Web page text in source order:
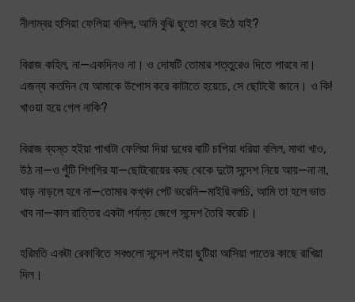
নীলাম্বর হাসিয়া ফেলিয়া বলিল, আমি বুঝি ছুতো করে উঠে যাই?
বিরাজ কহিল, না—একদিনও না। ও দোষটি তোমার শত্তুরেও দিতে পারবে না।
এজন্য কতদিন যে আমাকে উপোস করে কাটাতে হয়েচে, সে ছোটবৌ জানে। ও কি!
খাওয়া হয়ে গেল নাকি?
বিরাজ ব্যস্ত হইয়া পাখাটা ফেলিয়া দিয়া দুধের বাটি চাপিয়া ধরিয়া বলিল, মাথা খাও,
উঠ না—ও পুঁটি শিগগির যা—ছোটবোয়ের কাছ থেকে দুটো সন্দেশ নিয়ে আয়—না না,
ঘাড় নাড়লে হবে না—তোমার কখ্খন পেট ভরেনি—মাইরি বলচি, আমি তা হলে ভাত
খাব না—কাল রাত্তির একটা পর্যন্ত জেগে সন্দেশ তৈরি করেচি।
হরিমতি একটা রেকাবিতে সবগুলো সন্দেশ লইয়া ছুটিয়া আসিয়া পাতের কাছে রাখিয়া
দিল।